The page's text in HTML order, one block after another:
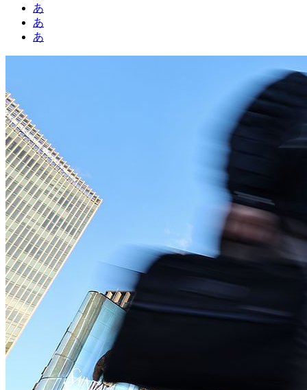
あ
あ
あ